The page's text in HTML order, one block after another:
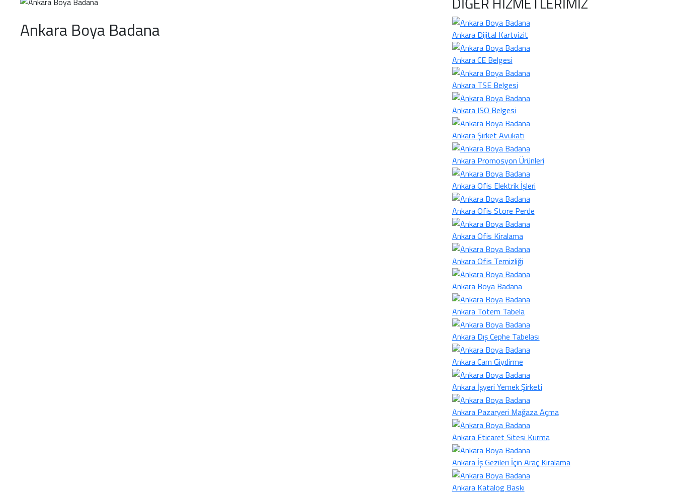
Ankara Boya Badana Ankara Dijital Kartvizit
Ankara CE Belgesi
Ankara TSE Belgesi
Ankara ISO Belgesi
Ankara Şirket Avukatı
Ankara Promosyon Ürünleri
Ankara Ofis Elektrik İşleri
Ankara Ofis Store Perde
Ankara Ofis Kiralama
Ankara Ofis Temizliği
Ankara Boya Badana
Ankara Totem Tabela
Ankara Dış Cephe Tabelası
Ankara Cam Giydirme
Ankara İşyeri Yemek Şirketi
Ankara Pazaryeri Mağaza Açma
Ankara Eticaret Sitesi Kurma
Ankara İş Gezileri İçin Araç Kiralama
Ankara Katalog Baskı